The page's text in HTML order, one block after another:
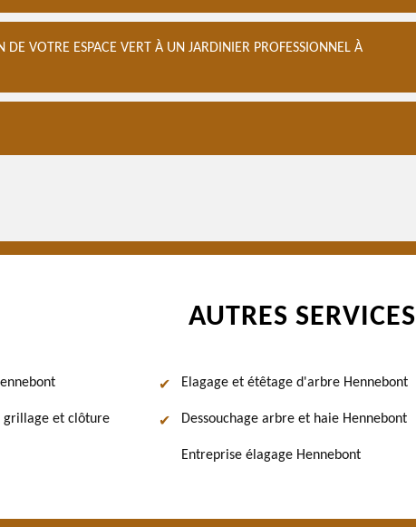
DE VOTRE ESPACE VERT À UN JARDINIER PROFESSIONNEL À
AUTRES SERVICES
grillage et clôture
Elagage et étêtage d'arbre Hennebont
Dessouchage arbre et haie Hennebont
Entreprise élagage Hennebont